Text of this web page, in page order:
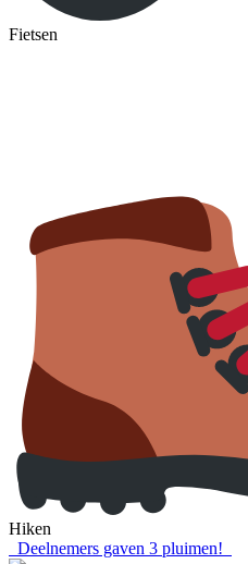
Fietsen
Hiken
Deelnemers gaven 3 pluimen!